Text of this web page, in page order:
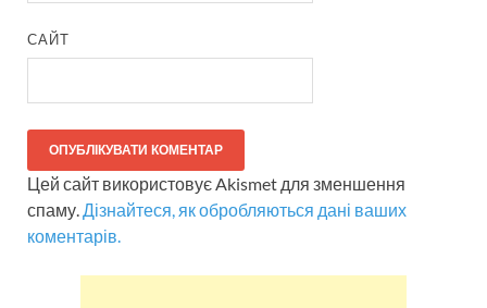
САЙТ
Цей сайт використовує Akismet для зменшення
спаму. Дізнайтеся, як обробляються дані ваших
коментарів.